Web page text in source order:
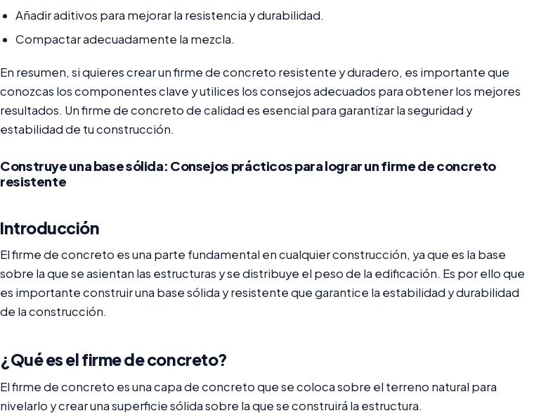
Añadir aditivos para mejorar la resistencia y durabilidad.
Compactar adecuadamente la mezcla.
En resumen, si quieres crear un firme de concreto resistente y duradero, es importante que
conozcas los componentes clave y utilices los consejos adecuados para obtener los mejores
resultados. Un firme de concreto de calidad es esencial para garantizar la seguridad y
estabilidad de tu construcción.
Construye una base sólida: Consejos prácticos para lograr un firme de concreto
resistente
Introducción
El firme de concreto es una parte fundamental en cualquier construcción, ya que es la base
sobre la que se asientan las estructuras y se distribuye el peso de la edificación. Es por ello que
es importante construir una base sólida y resistente que garantice la estabilidad y durabilidad
de la construcción.
¿Qué es el firme de concreto?
El firme de concreto es una capa de concreto que se coloca sobre el terreno natural para
nivelarlo y crear una superficie sólida sobre la que se construirá la estructura.